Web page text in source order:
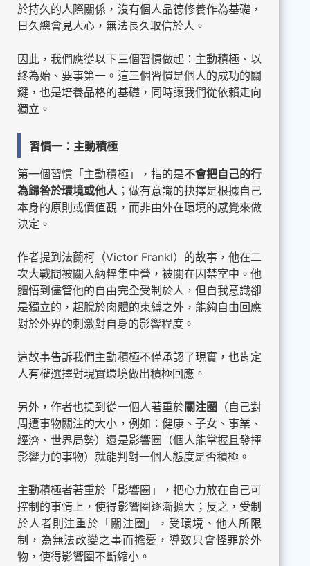
於持久的人際關係，沒有個人品德修養作為基礎，
日久總會見人心，無法長久取信於人。
因此，我們應從以下三個習慣做起：主動積極、以
終為始、要事第一。這三個習慣是個人的成功的關
鍵，也是培養品格的基礎，同時讓我們從依賴走向
獨立。
習慣一：主動積極
第一個習慣「主動積極」，指的是不會把自己的行
為歸咎於環境或他人 ；做有意識的抉擇是根據自己
本身的原則或價值觀，而非由外在環境的感覺來做
決定。
作者提到法蘭柯（Victor Frankl）的故事，他在二
次大戰間被關入納粹集中營，被關在囚禁室中。他
體悟到儘管他的自由完全受制於人，但自我意識卻
是獨立的，超脫於肉體的束縛之外，能夠自由回應
對於外界的刺激對自身的影響程度。
這故事告訴我們主動積極不僅承認了現實，也肯定
人有權選擇對現實環境做出積極回應。
另外，作者也提到從一個人著重於關注圈 （自己對
周遭事物關注的大小，例如：健康、子女、事業、
經濟、世界局勢）還是影響圈（個人能掌握且發揮
影響力的事物）就能判對一個人態度是否積極。
主動積極者著重於「影響圈」，把心力放在自己可
控制的事情上，使得影響圈逐漸擴大；反之，受制
於人者則注重於「關注圈」，受環境、他人所限
制，為無法改變之事而擔憂，導致只會怪罪於外
物，使得影響圈不斷縮小。